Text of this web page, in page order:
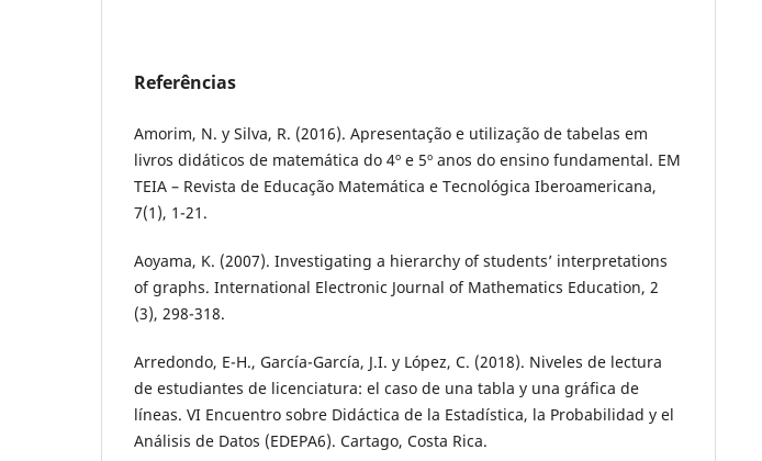
Referências
Amorim, N. y Silva, R. (2016). Apresentação e utilização de tabelas em
livros didáticos de matemática do 4º e 5º anos do ensino fundamental. EM
TEIA – Revista de Educação Matemática e Tecnológica Iberoamericana,
7(1), 1-21.
Aoyama, K. (2007). Investigating a hierarchy of students’ interpretations
of graphs. International Electronic Journal of Mathematics Education, 2
(3), 298-318.
Arredondo, E-H., García-García, J.I. y López, C. (2018). Niveles de lectura
de estudiantes de licenciatura: el caso de una tabla y una gráfica de
líneas. VI Encuentro sobre Didáctica de la Estadística, la Probabilidad y el
Análisis de Datos (EDEPA6). Cartago, Costa Rica.